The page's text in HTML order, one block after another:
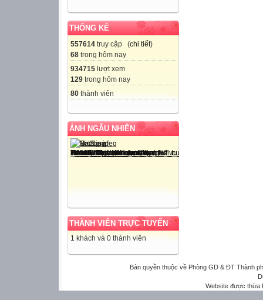
THỐNG KÊ
557614 truy cập (chi tiết)
68 trong hôm nay
934715 lượt xem
129 trong hôm nay
80 thành viên
ẢNH NGẪU NHIÊN
THÀNH VIÊN TRỰC TUYẾN
1 khách và 0 thành viên
Bản quyền thuộc về Phòng GD & ĐT Thành
Website được thừa